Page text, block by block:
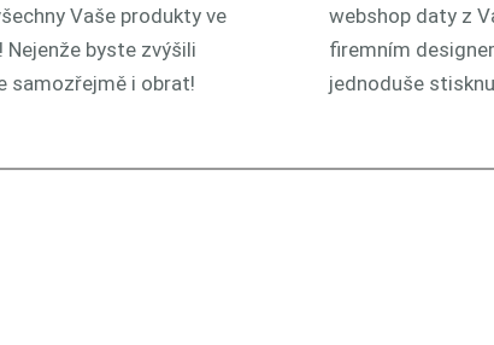
Vaše produkty ve
byste zvýšili
samozřejmě i obrat!
webshop daty z
firemním
jednoduše